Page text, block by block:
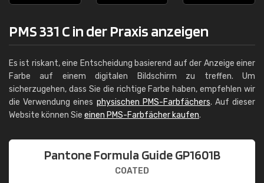
PMS 331 C in der Praxis anzeigen
Es ist riskant, eine Entscheidung basierend auf der Anzeige einer
Farbe auf einem digitalen Bildschirm zu treffen. Um
sicherzugehen, dass Sie die richtige Farbe haben, empfehlen wir
die Verwendung eines physischen PMS-Farbfächers. Auf dieser
Website können Sie einen PMS-Farbfächer kaufen.
Pantone Formula Guide GP1601B
COATED